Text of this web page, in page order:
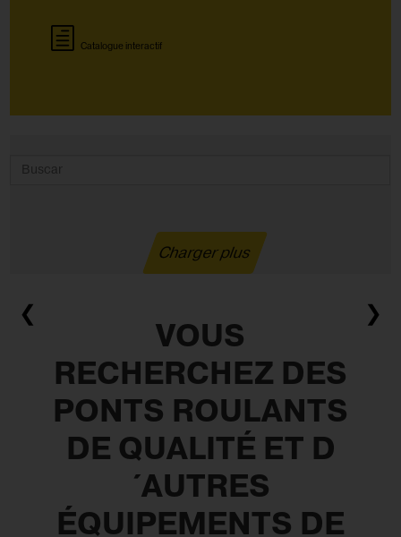
Catalogue interactif
❮ ❯
Charger plus
VOUS
RECHERCHEZ DES
PONTS ROULANTS
DE QUALITÉ ET D
´AUTRES
ÉQUIPEMENTS DE